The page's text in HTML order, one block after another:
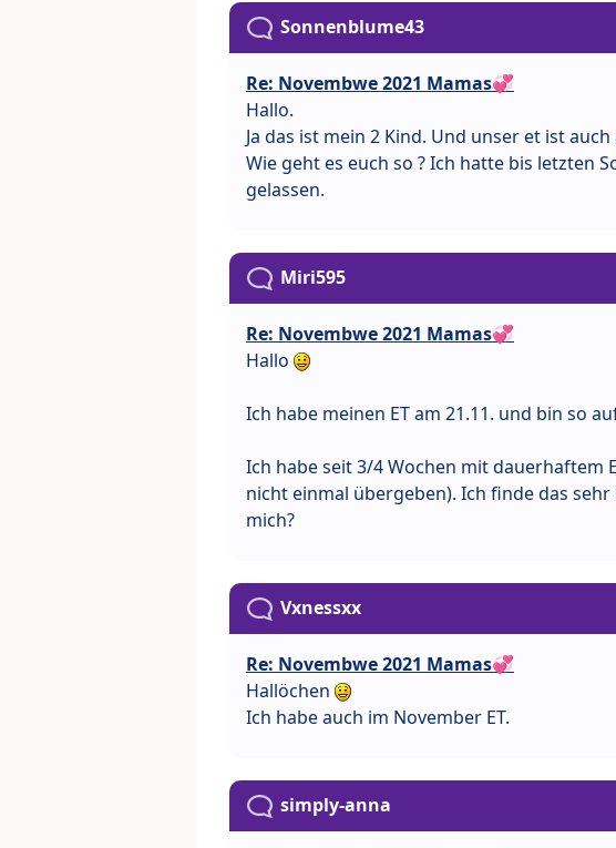
Sonnenblume43
Re: Novembwe 2021 Mamas💞
Hallo.
Ja das ist mein 2 Kind. Und unser et ist auch
Wie geht es euch so ? Ich hatte bis letzten
gelassen.
Miri595
Re: Novembwe 2021 Mamas💞
Hallo
Ich habe meinen ET am 21.11. und bin so
Ich habe seit 3/4 Wochen mit dauerhaftem
nicht einmal übergeben). Ich finde das
mich?
Vxnessxx
Re: Novembwe 2021 Mamas💞
Hallöchen
Ich habe auch im November ET.
simply-anna